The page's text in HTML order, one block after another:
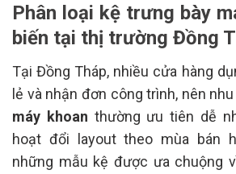
Phân loại kệ trưng bày
biến tại thị trường Đồng
Tại Đồng Tháp, nhiều cửa hàng
lẻ và nhận đơn công trình, nên
máy khoan thường ưu tiên dễ
hoạt đổi layout theo mùa bán
những mẫu kệ được ưa chuộng